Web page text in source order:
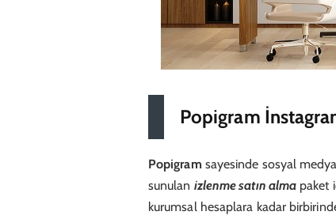
Popigram
Popigram sayesinde sosyal
sunulan izlenme satın alma paket
kurumsal hesaplara kadar